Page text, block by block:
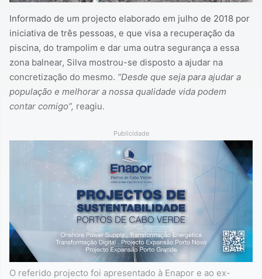
Informado de um projecto elaborado em julho de 2018 por
iniciativa de três pessoas, e que visa a recuperação da
piscina, do trampolim e dar uma outra segurança a essa
zona balnear, Silva mostrou-se disposto a ajudar na
concretização do mesmo. “Desde que seja para ajudar a
população e melhorar a nossa qualidade vida podem
contar comigo”, reagiu.
Publicidade
O referido projecto foi apresentado à Enapor e ao ex-